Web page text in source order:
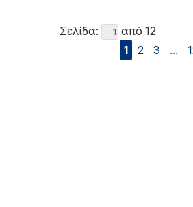
Σελίδα:
από 12
1
2 3 ...